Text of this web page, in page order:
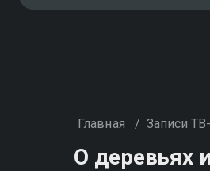
Главная / Записи
О деревьях